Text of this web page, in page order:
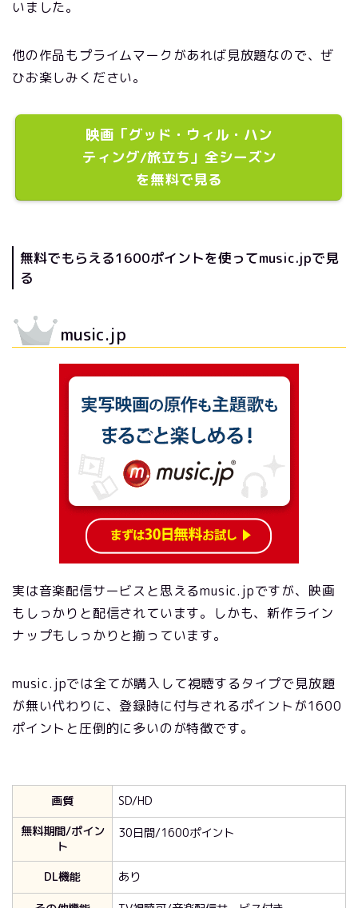
いました。
他の作品もプライムマークがあれば見放題なので、ぜ
ひお楽しみください。
映画「グッド・ウィル・ハン
ティング/旅立ち」全シーズン
を無料で見る
無料でもらえる1600ポイントを使ってmusic.jpで見
る
music.jp
実は音楽配信サービスと思えるmusic.jpですが、映画
もしっかりと配信されています。しかも、新作ライン
ナップもしっかりと揃っています。
music.jpでは全てが購入して視聴するタイプで見放題
が無い代わりに、登録時に付与されるポイントが1600
ポイントと圧倒的に多いのが特徴です。
画質
SD/HD
無料期間/ポイン
ト
30日間/1600ポイント
DL機能
あり